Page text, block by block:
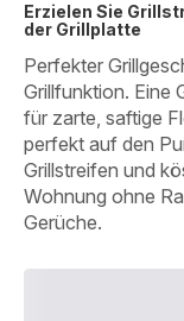
Erzielen Sie
der Grillplatte
Perfekter
Grillfunktion. Eine
für zarte, saftige
perfekt auf den
Grillstreifen und
Wohnung ohne
Gerüche.